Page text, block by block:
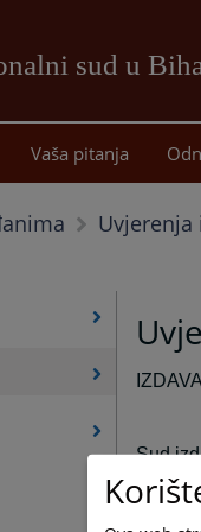
sud u
Vaša pitanja
Uvjerenja
Sud
o